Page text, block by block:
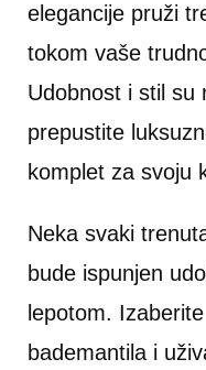
elegancije pruži
tokom vaše
Udobnost i stil su
prepustite
komplet za svoju
Neka svaki
bude ispunjen
lepotom.
bademantila i